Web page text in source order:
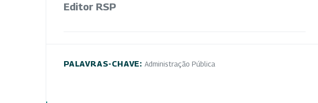
Editor RSP
PALAVRAS-CHAVE: Administração Pública